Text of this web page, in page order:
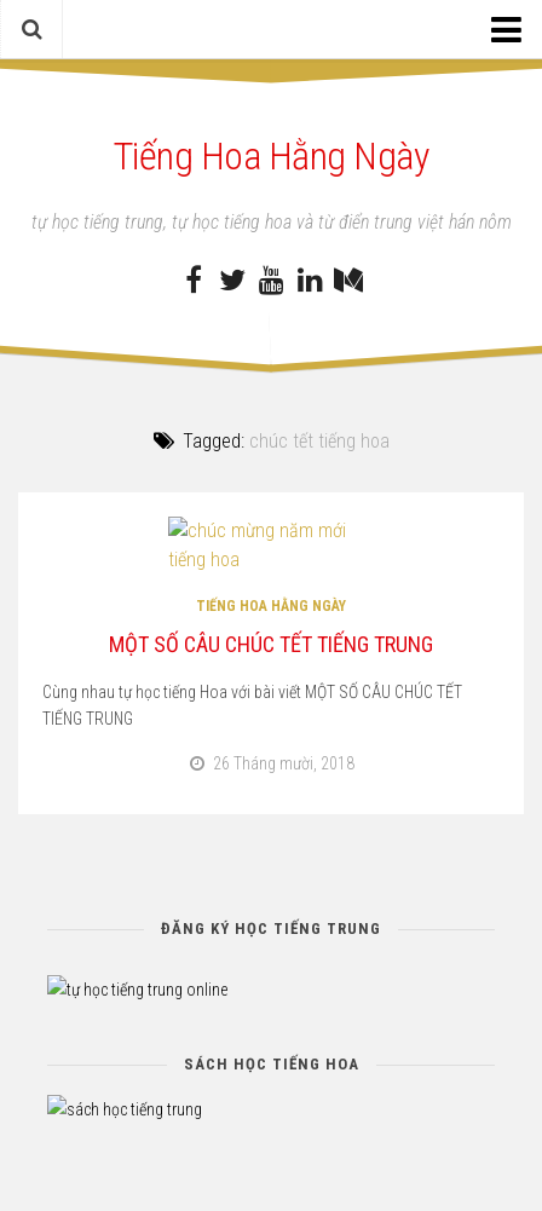
Tiếng trung chuyên ngành
Học tiếng Trung
Tiếng Hoa Hằng Ngày
tự học tiếng trung, tự học tiếng hoa và từ điển trung việt hán nôm
Tagged: chúc tết tiếng hoa
TIẾNG HOA HẰNG NGÀY
MỘT SỐ CÂU CHÚC TẾT TIẾNG TRUNG
Cùng nhau tự học tiếng Hoa với bài viết MỘT SỐ CÂU CHÚC TẾT
TIẾNG TRUNG
26 Tháng mười, 2018
ĐĂNG KÝ HỌC TIẾNG TRUNG
SÁCH HỌC TIẾNG HOA